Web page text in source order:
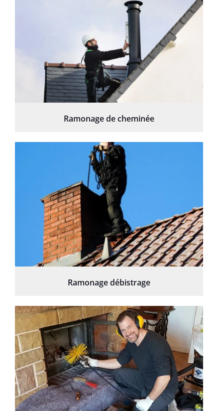
Ramonage de cheminée
Ramonage débistrage